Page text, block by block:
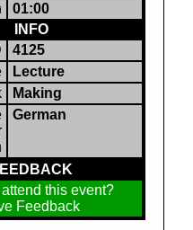
01:00
INFO
4125
Lecture
Making
German
this event?
Feedback